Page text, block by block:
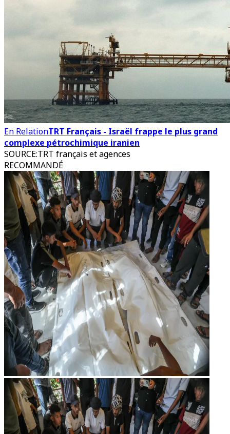
En RelationTRT Français - Israël frappe le plus grand
complexe pétrochimique iranien
SOURCE:TRT français et agences
RECOMMANDÉ